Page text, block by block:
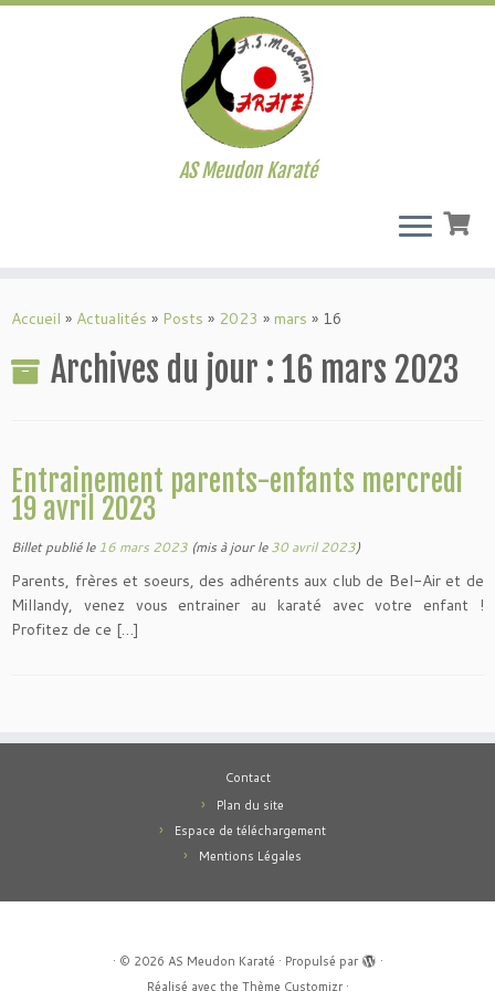
au
AS Meudon Karaté
Accueil » Actualités » Posts » 2023 » mars » 16
Archives du jour : 16 mars 2023
Entrainement parents-enfants mercredi
19 avril 2023
Billet publié le 16 mars 2023 (mis à jour le30 avril 2023)
Parents, frères et soeurs, des adhérents aux club de Bel-Air et de
Millandy, venez vous entrainer au karaté avec votre enfant !
Profitez de ce […]
Contact
Plan du site
Espace de téléchargement
Mentions Légales
· © 2026 AS Meudon Karaté · Propulsé par
·
Réalisé avec the Thème Customizr·